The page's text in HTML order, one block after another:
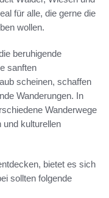
für alle, die gerne die
wollen.
beruhigende
sanften
scheinen, schaffen
Wanderungen. In
Wanderwege
und kulturellen
bietet es sich
sollten folgende